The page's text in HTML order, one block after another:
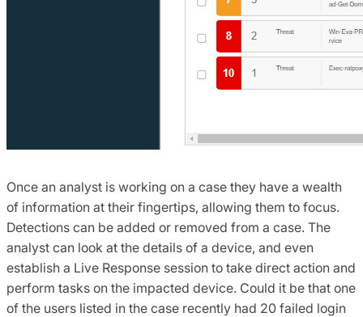
Once an analyst is working on a case they have a wealth
of information at their fingertips, allowing them to focus.
Detections can be added or removed from a case. The
analyst can look at the details of a device, and even
establish a Live Response session to take direct action and
perform tasks on the impacted device. Could it be that one
of the users listed in the case recently had 20 failed login